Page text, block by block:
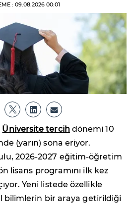
: 09.08.2026 00:01
Üniversite tercihdönemi 10
(yarın) sona eriyor.
2026-2027 eğitim-öğretim
lisans programını ilk kez
Yeni listede özellikle
bilimlerin bir araya getirildiği